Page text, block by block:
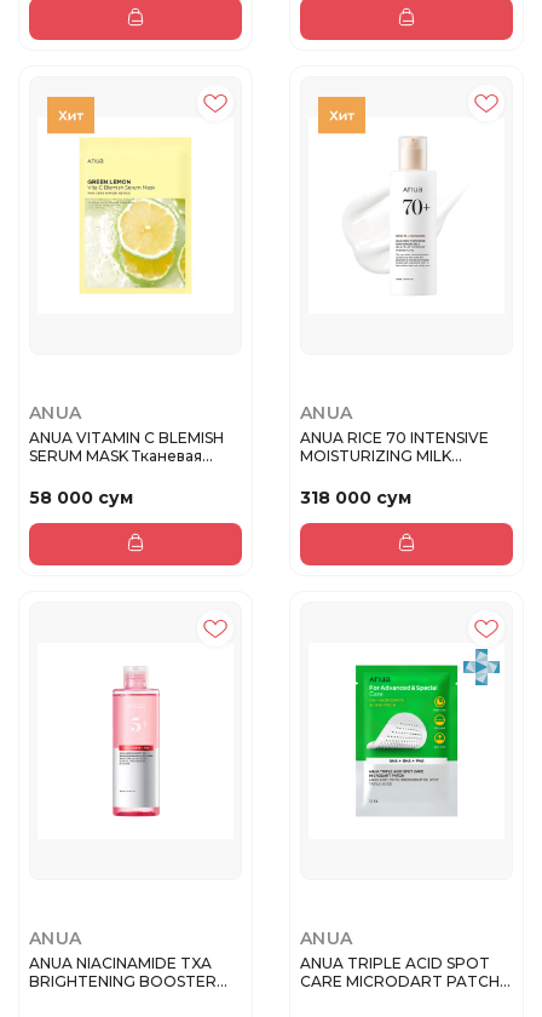
ANUA
ANUA VITAMIN C BLEMISH
SERUM MASK Тканевая
58 000 сум
ANUA
ANUA RICE 70 INTENSIVE
MOISTURIZING MILK
318 000 сум
ANUA
ANUA NIACINAMIDE TXA
BRIGHTENING BOOSTER
ANUA
ANUA TRIPLE ACID SPOT
CARE MICRODART PATCH